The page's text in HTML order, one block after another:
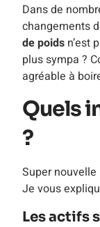
Dans de
changements
de poids n’est
plus sympa ?
agréable à
Quels
?
Super
Je vous
Les actifs